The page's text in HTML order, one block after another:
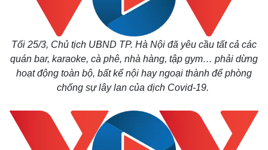
Tối 25/3, Chủ tịch UBND TP. Hà Nội đã yêu cầu tất cả các
quán bar, karaoke, cà phê, nhà hàng, tập gym… phải dừng
hoạt động toàn bộ, bất kể nội hay ngoại thành để phòng
chống sự lây lan của dịch Covid-19.